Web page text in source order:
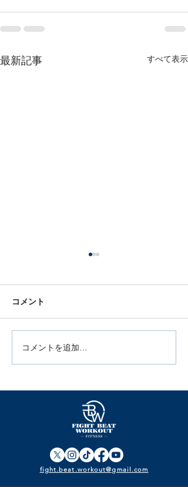
最新記事 すべて表示
5月スケジュール公開｜猿
田洋祐復帰戦PV＆体力測
見える化”
コメント
コメントを追加…
fight.beat.workout@gmail.com